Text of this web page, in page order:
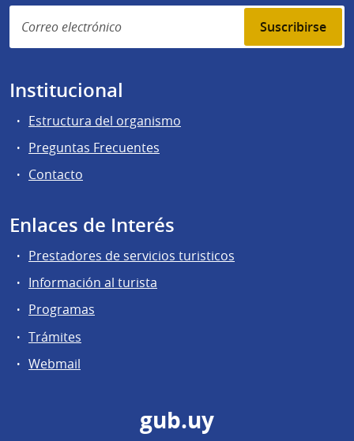
Suscribirse
Institucional
Estructura del organismo
Preguntas Frecuentes
Contacto
Enlaces de Interés
Prestadores de servicios turisticos
Información al turista
Programas
Trámites
Webmail
gub.uy